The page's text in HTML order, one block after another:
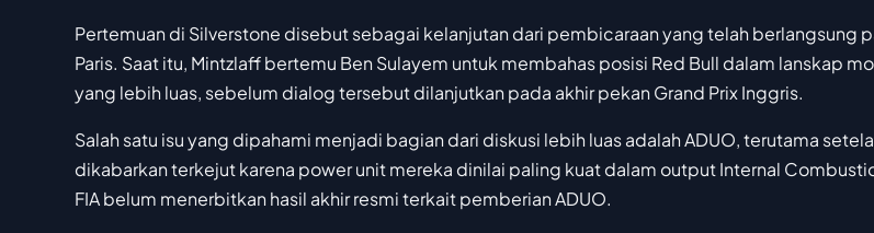
Pertemuan di Silverstone disebut sebagai kelanjutan dari pembicaraan yang telah berlangsung
Paris. Saat itu, Mintzlaff bertemu Ben Sulayem untuk membahas posisi Red Bull dalam lanskap
yang lebih luas, sebelum dialog tersebut dilanjutkan pada akhir pekan Grand Prix Inggris.
Salah satu isu yang dipahami menjadi bagian dari diskusi lebih luas adalah ADUO, terutama
dikabarkan terkejut karena power unit mereka dinilai paling kuat dalam output Internal
FIA belum menerbitkan hasil akhir resmi terkait pemberian ADUO.